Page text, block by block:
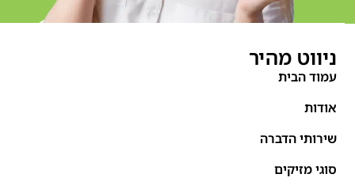
ניווט מהיר
עמוד הבית
אודות
שירותי הדברה
סוגי מזיקים